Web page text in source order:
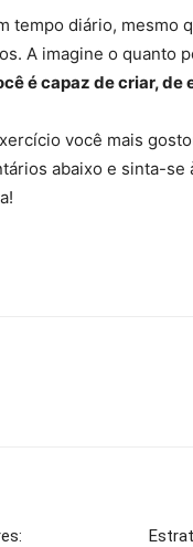
tempo diário, mesmo
A imagine o quanto
é capaz de criar, de
você mais
abaixo e sinta-